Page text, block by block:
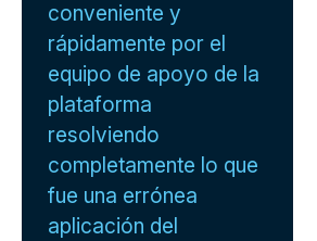
conveniente y
rápidamente por el
equipo de apoyo de la
plataforma
resolviendo
completamente lo que
fue una errónea
aplicación del